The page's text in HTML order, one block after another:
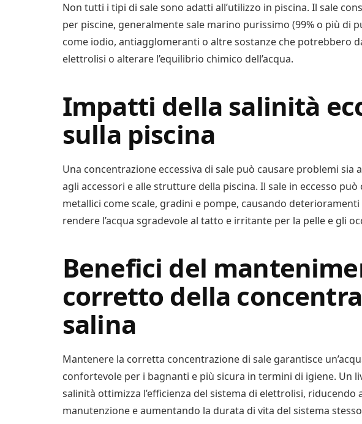
Non tutti i tipi di sale sono adatti all’utilizzo in piscina. Il sale
per piscine, generalmente sale marino purissimo (99% o più di
come iodio, antiagglomeranti o altre sostanze che potrebbero
elettrolisi o alterare l’equilibrio chimico dell’acqua.
Impatti della salinità
sulla piscina
Una concentrazione eccessiva di sale può causare problemi sia
agli accessori e alle strutture della piscina. Il sale in eccesso
metallici come scale, gradini e pompe, causando
rendere l’acqua sgradevole al tatto e irritante per la pelle e gli
Benefici del
corretto della
salina
Mantenere la corretta concentrazione di sale garantisce
confortevole per i bagnanti e più sicura in termini di igiene. Un
salinità ottimizza l’efficienza del sistema di elettrolisi, riducendo
manutenzione e aumentando la durata di vita del sistema